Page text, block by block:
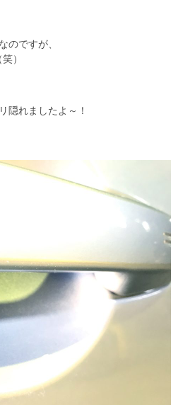
ですが、
）
隠れましたよ～！